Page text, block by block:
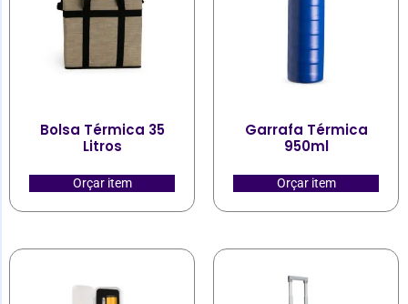
Bolsa Térmica 35
Litros
Orçar item
Garrafa Térmica
950ml
Orçar item